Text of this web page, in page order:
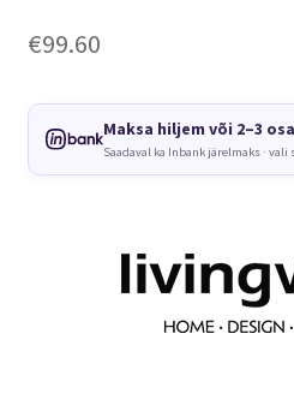
€99.60
Maksa hiljem või 2–3
Saadaval ka Inbank järelmaks ·